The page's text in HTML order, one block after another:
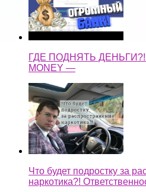
ГДЕ ПОДНЯТЬ ДЕНЬГИ?!
MONEY —
Что будет подростку за
наркотика?!